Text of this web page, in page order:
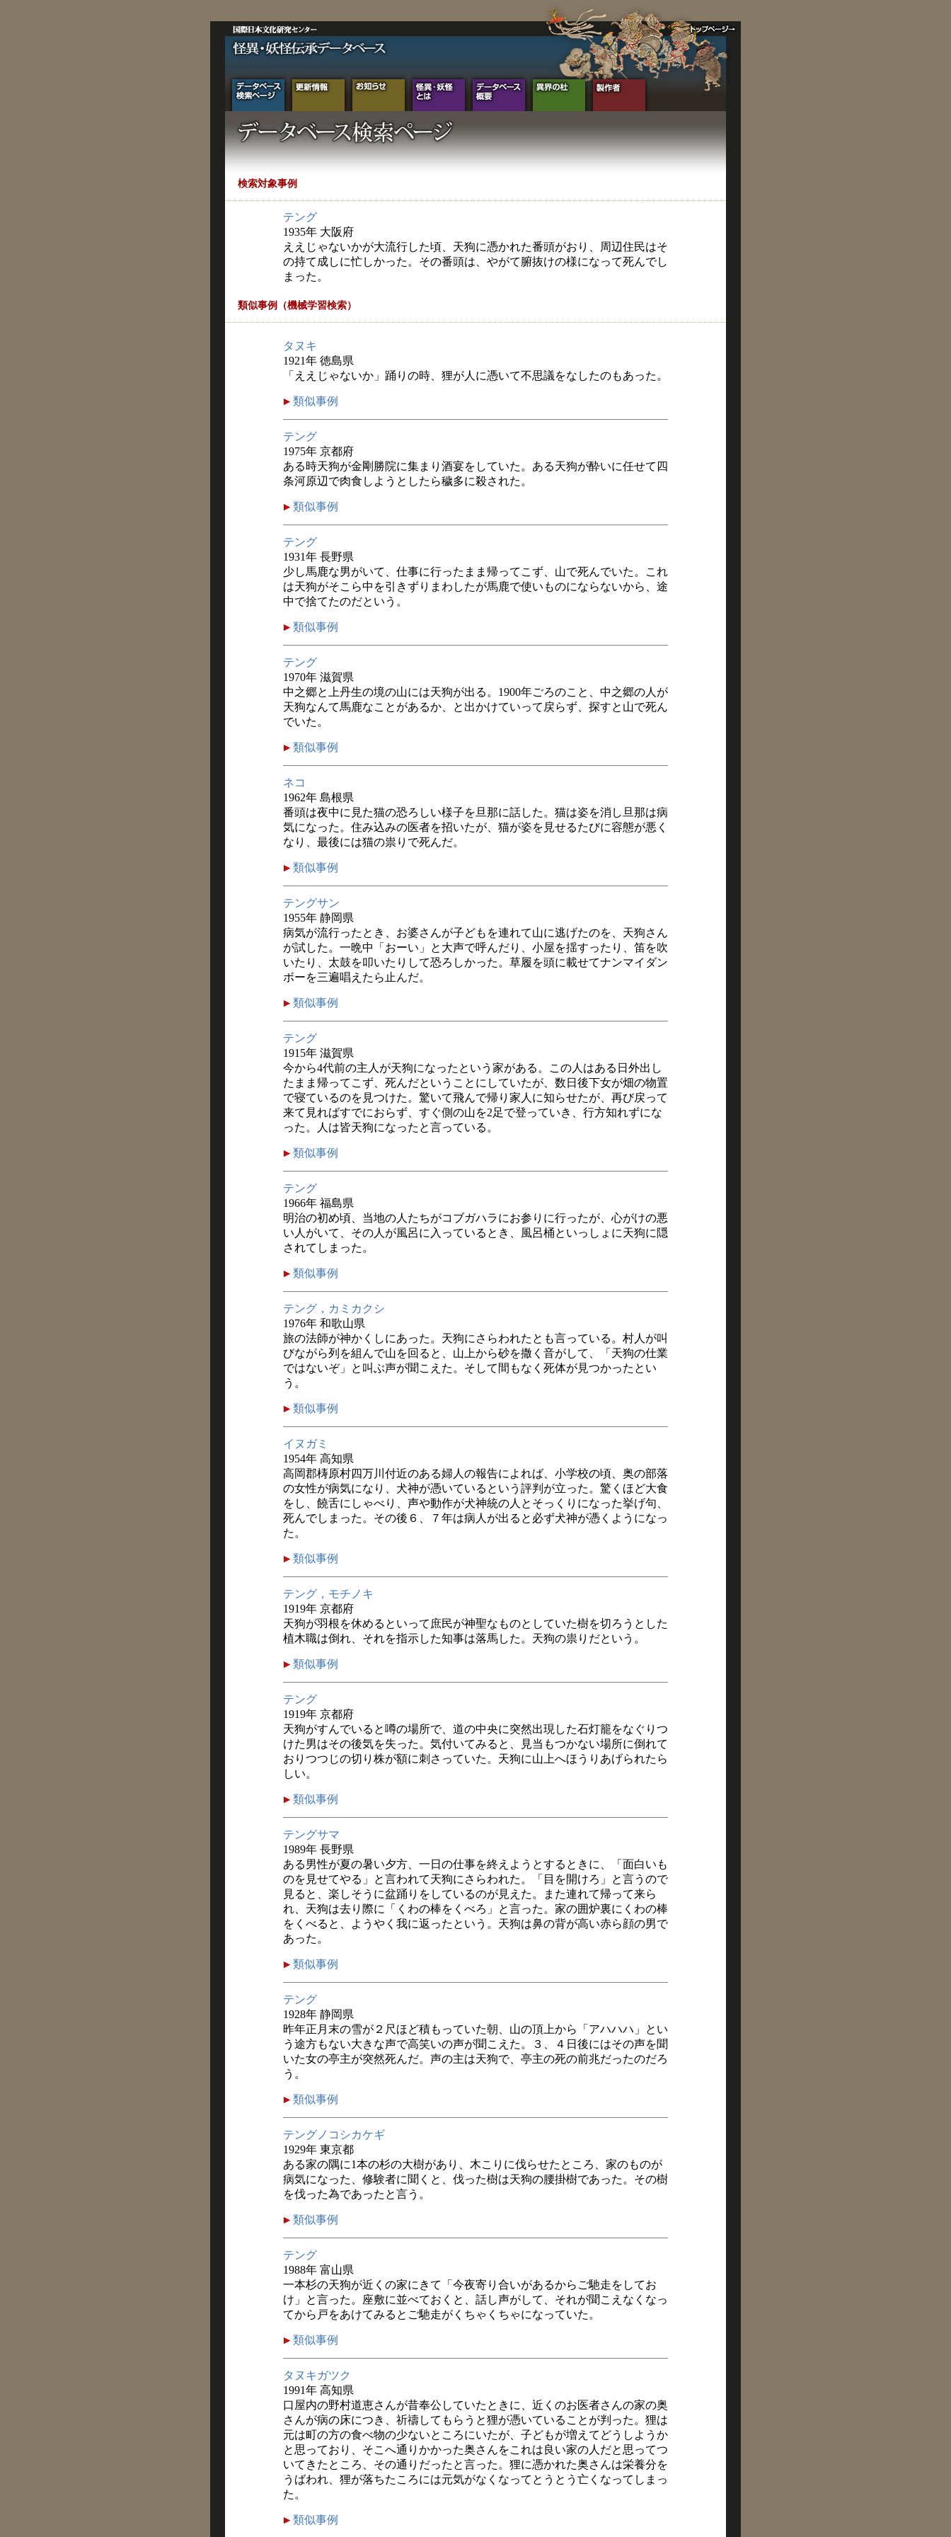
検索対象事例
テング
1935年 大阪府
ええじゃないかが大流行した頃、天狗に憑かれた番頭がおり、周辺住民はそ
の持て成しに忙しかった。その番頭は、やがて腑抜けの様になって死んでし
まった。
類似事例（機械学習検索）
タヌキ
1921年 徳島県
「ええじゃないか」踊りの時、狸が人に憑いて不思議をなしたのもあった。
類似事例
テング
1975年 京都府
ある時天狗が金剛勝院に集まり酒宴をしていた。ある天狗が酔いに任せて四
条河原辺で肉食しようとしたら穢多に殺された。
類似事例
テング
1931年 長野県
少し馬鹿な男がいて、仕事に行ったまま帰ってこず、山で死んでいた。これ
は天狗がそこら中を引きずりまわしたが馬鹿で使いものにならないから、途
中で捨てたのだという。
類似事例
テング
1970年 滋賀県
中之郷と上丹生の境の山には天狗が出る。1900年ごろのこと、中之郷の人が
天狗なんて馬鹿なことがあるか、と出かけていって戻らず、探すと山で死ん
でいた。
類似事例
ネコ
1962年 島根県
番頭は夜中に見た猫の恐ろしい様子を旦那に話した。猫は姿を消し旦那は病
気になった。住み込みの医者を招いたが、猫が姿を見せるたびに容態が悪く
なり、最後には猫の祟りで死んだ。
類似事例
テングサン
1955年 静岡県
病気が流行ったとき、お婆さんが子どもを連れて山に逃げたのを、天狗さん
が試した。一晩中「おーい」と大声で呼んだり、小屋を揺すったり、笛を吹
いたり、太鼓を叩いたりして恐ろしかった。草履を頭に載せてナンマイダン
ボーを三遍唱えたら止んだ。
類似事例
テング
1915年 滋賀県
今から4代前の主人が天狗になったという家がある。この人はある日外出し
たまま帰ってこず、死んだということにしていたが、数日後下女が畑の物置
で寝ているのを見つけた。驚いて飛んで帰り家人に知らせたが、再び戻って
来て見ればすでにおらず、すぐ側の山を2足で登っていき、行方知れずにな
った。人は皆天狗になったと言っている。
類似事例
テング
1966年 福島県
明治の初め頃、当地の人たちがコブガハラにお参りに行ったが、心がけの悪
い人がいて、その人が風呂に入っているとき、風呂桶といっしょに天狗に隠
されてしまった。
類似事例
テング，カミカクシ
1976年 和歌山県
旅の法師が神かくしにあった。天狗にさらわれたとも言っている。村人が叫
びながら列を組んで山を回ると、山上から砂を撒く音がして、「天狗の仕業
ではないぞ」と叫ぶ声が聞こえた。そして間もなく死体が見つかったとい
う。
類似事例
イヌガミ
1954年 高知県
高岡郡梼原村四万川付近のある婦人の報告によれば、小学校の頃、奥の部落
の女性が病気になり、犬神が憑いているという評判が立った。驚くほど大食
をし、饒舌にしゃべり、声や動作が犬神統の人とそっくりになった挙げ句、
死んでしまった。その後６、７年は病人が出ると必ず犬神が憑くようになっ
た。
類似事例
テング，モチノキ
1919年 京都府
天狗が羽根を休めるといって庶民が神聖なものとしていた樹を切ろうとした
植木職は倒れ、それを指示した知事は落馬した。天狗の祟りだという。
類似事例
テング
1919年 京都府
天狗がすんでいると噂の場所で、道の中央に突然出現した石灯籠をなぐりつ
けた男はその後気を失った。気付いてみると、見当もつかない場所に倒れて
おりつつじの切り株が額に刺さっていた。天狗に山上へほうりあげられたら
しい。
類似事例
テングサマ
1989年 長野県
ある男性が夏の暑い夕方、一日の仕事を終えようとするときに、「面白いも
のを見せてやる」と言われて天狗にさらわれた。「目を開けろ」と言うので
見ると、楽しそうに盆踊りをしているのが見えた。また連れて帰って来ら
れ、天狗は去り際に「くわの棒をくべろ」と言った。家の囲炉裏にくわの棒
をくべると、ようやく我に返ったという。天狗は鼻の背が高い赤ら顔の男で
あった。
類似事例
テング
1928年 静岡県
昨年正月末の雪が２尺ほど積もっていた朝、山の頂上から「アハハハ」とい
う途方もない大きな声で高笑いの声が聞こえた。３、４日後にはその声を聞
いた女の亭主が突然死んだ。声の主は天狗で、亭主の死の前兆だったのだろ
う。
類似事例
テングノコシカケギ
1929年 東京都
ある家の隅に1本の杉の大樹があり、木こりに伐らせたところ、家のものが
病気になった、修験者に聞くと、伐った樹は天狗の腰掛樹であった。その樹
を伐った為であったと言う。
類似事例
テング
1988年 富山県
一本杉の天狗が近くの家にきて「今夜寄り合いがあるからご馳走をしてお
け」と言った。座敷に並べておくと、話し声がして、それが聞こえなくなっ
てから戸をあけてみるとご馳走がくちゃくちゃになっていた。
類似事例
タヌキガツク
1991年 高知県
口屋内の野村道恵さんが昔奉公していたときに、近くのお医者さんの家の奥
さんが病の床につき、祈禱してもらうと狸が憑いていることが判った。狸は
元は町の方の食べ物の少ないところにいたが、子どもが増えてどうしようか
と思っており、そこへ通りかかった奥さんをこれは良い家の人だと思ってつ
いてきたところ、その通りだったと言った。狸に憑かれた奥さんは栄養分を
うばわれ、狸が落ちたころには元気がなくなってとうとう亡くなってしまっ
た。
類似事例